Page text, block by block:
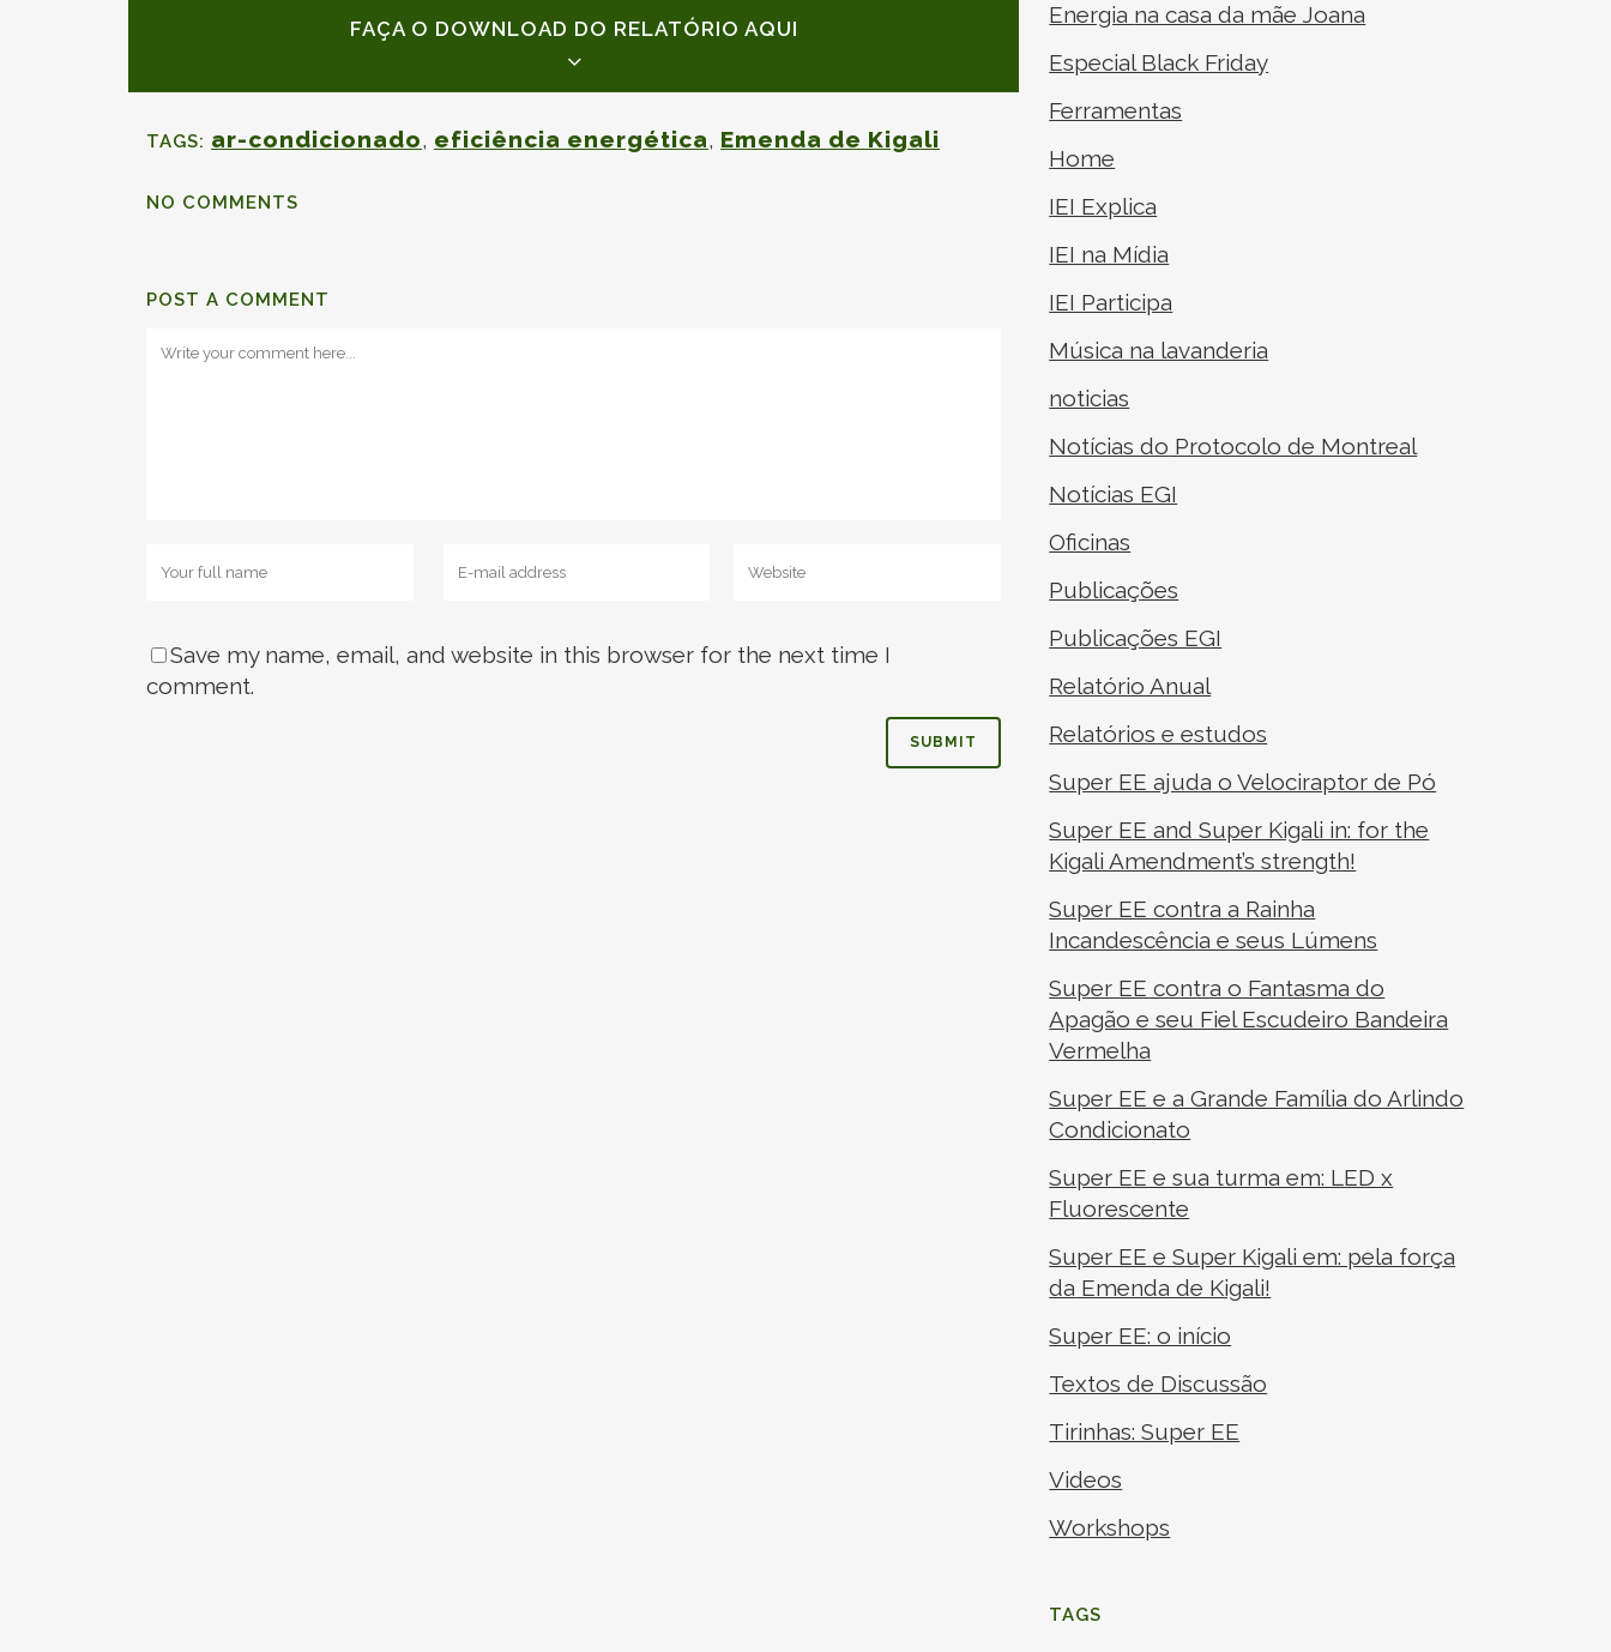
FAÇA O DOWNLOAD DO RELATÓRIO AQUI
NOME (obrigatório)
TAGS: ar-condicionado, eficiência energética, Emenda de Kigali
NO COMMENTS
POST A COMMENT
Save my name, email, and website in this browser for the next time I
comment.
Energia na casa da mãe Joana
Especial Black Friday
Ferramentas
Home
IEI Explica
IEI na Mídia
IEI Participa
Música na lavanderia
noticias
Notícias do Protocolo de Montreal
Notícias EGI
Oficinas
Publicações
Publicações EGI
Relatório Anual
Relatórios e estudos
Super EE ajuda o Velociraptor de Pó
Super EE and Super Kigali in: for the
Kigali Amendment’s strength!
Super EE contra a Rainha
Incandescência e seus Lúmens
Super EE contra o Fantasma do
Apagão e seu Fiel Escudeiro Bandeira
Vermelha
Super EE e a Grande Família do Arlindo
Condicionato
Super EE e sua turma em: LED x
Fluorescente
Super EE e Super Kigali em: pela força
da Emenda de Kigali!
Super EE: o início
Textos de Discussão
Tirinhas: Super EE
Videos
Workshops
TAGS